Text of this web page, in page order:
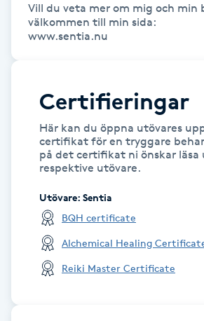
Hårborttagning
Hårförlängning
Hårvård
Hälsprickor
Vill du veta mer om mig och min
välkommen till min sida:
www.sentia.nu
Certifieringar
Här kan du öppna utövares
certifikat för en tryggare
på det certifikat ni önskar läsa
respektive utövare.
Utövare: Sentia
BQH certificate
Alchemical Healing
Reiki Master Certificate